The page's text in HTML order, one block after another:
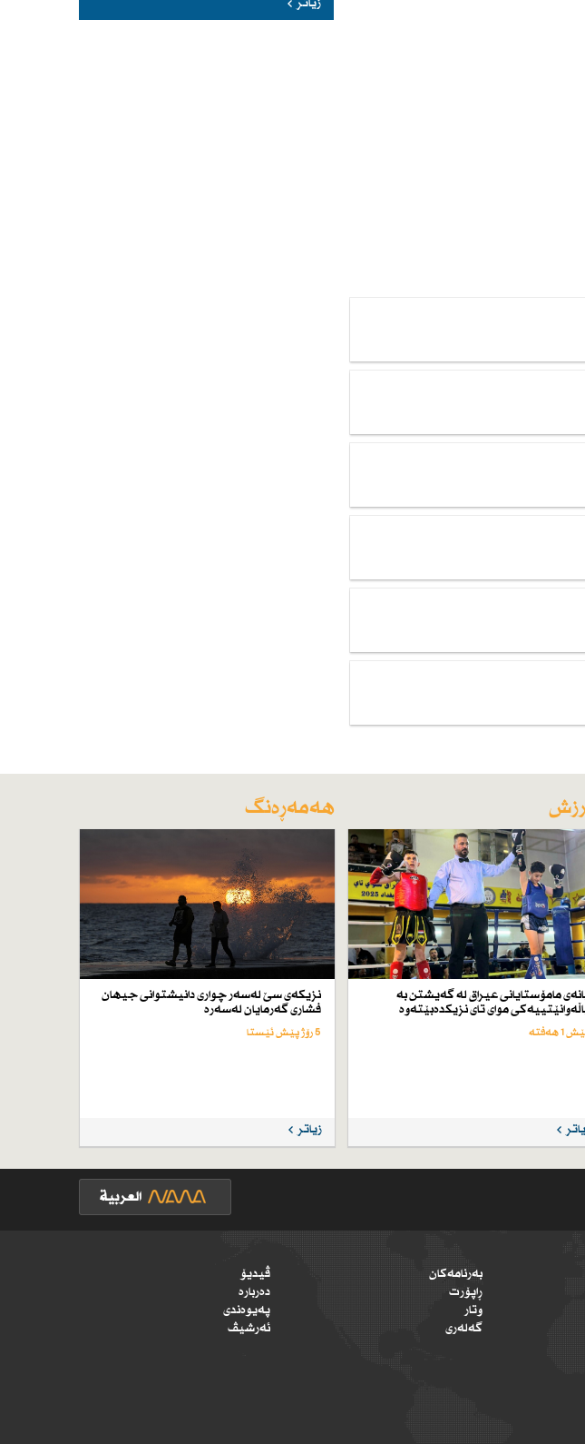
زیاتر
مامۆستایانی عیراق لە گەیشتن بە
موای تای نزیكدەبێتەوە
1 هەفتە
هەمەڕەنگ
نزیكەی سێ لەسەر چواری دانیشتوانی جیهان
فشاری گەرمایان لەسەرە
5 رۆژ پێش ئێستا
زیاتر
بەرنامەکان
ڕاپۆرت
وتار
گەلەری
ڤیدیۆ
دەربارە
پەیوەندی
ئەرشیڤ